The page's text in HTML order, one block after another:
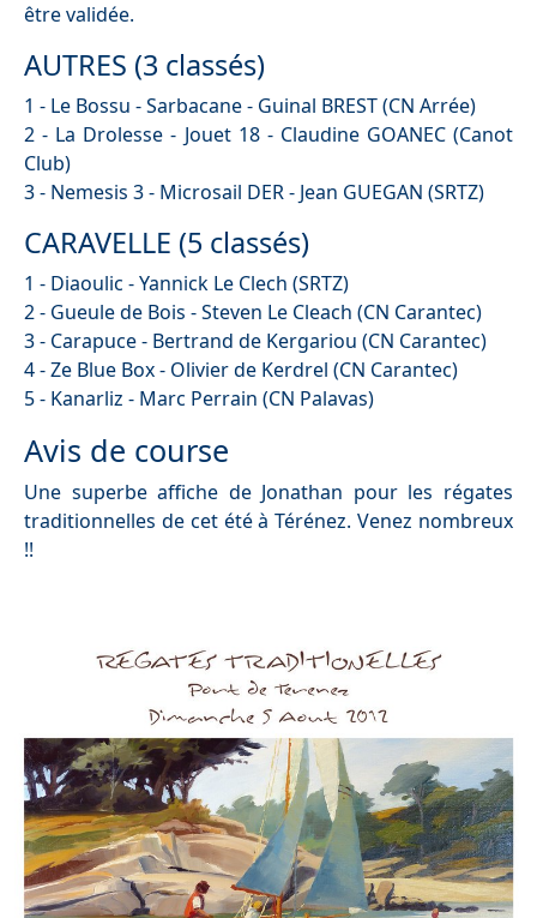
être validée.
AUTRES (3 classés)
1 - Le Bossu - Sarbacane - Guinal BREST (CN Arrée)
2 - La Drolesse - Jouet 18 - Claudine GOANEC (Canot
Club)
3 - Nemesis 3 - Microsail DER - Jean GUEGAN (SRTZ)
CARAVELLE (5 classés)
1 - Diaoulic - Yannick Le Clech (SRTZ)
2 - Gueule de Bois - Steven Le Cleach (CN Carantec)
3 - Carapuce - Bertrand de Kergariou (CN Carantec)
4 - Ze Blue Box - Olivier de Kerdrel (CN Carantec)
5 - Kanarliz - Marc Perrain (CN Palavas)
Avis de course
Une superbe affiche de Jonathan pour les régates
traditionnelles de cet été à Térénez. Venez nombreux
!!